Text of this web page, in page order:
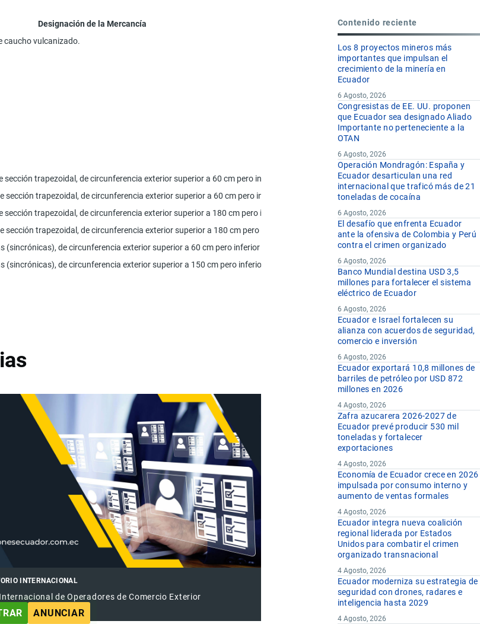
Designación de la Mercancía
U.F
caucho vulcanizado.
kg
kg
kg
sección trapezoidal, de circunferencia exterior superior a 60 cm pero inferior o igual a 180 cm
kg
sección trapezoidal, de circunferencia exterior superior a 60 cm pero inferior o igual a 180 cm
kg
sección trapezoidal, de circunferencia exterior superior a 180 cm pero inferior o igual a 240 cm kg
sección trapezoidal, de circunferencia exterior superior a 180 cm pero inferior o igual a 240 cm
kg
(sincrónicas), de circunferencia exterior superior a 60 cm pero inferior o igual a 150 cm
kg
(sincrónicas), de circunferencia exterior superior a 150 cm pero inferior o igual a 198 cm
kg
kg
INTERNACIONAL
de Operadores de Comercio Exterior
ANUNCIAR
Contenido reciente
Los 8 proyectos mineros más
importantes que impulsan el
crecimiento de la minería en
Ecuador
6 Agosto, 2026
Congresistas de EE. UU. proponen
que Ecuador sea designado Aliado
Importante no perteneciente a la
OTAN
6 Agosto, 2026
Operación Mondragón: España y
Ecuador desarticulan una red
internacional que traficó más de 21
toneladas de cocaína
6 Agosto, 2026
El desafío que enfrenta Ecuador
ante la ofensiva de Colombia y Perú
contra el crimen organizado
6 Agosto, 2026
Banco Mundial destina USD 3,5
millones para fortalecer el sistema
eléctrico de Ecuador
6 Agosto, 2026
Ecuador e Israel fortalecen su
alianza con acuerdos de seguridad,
comercio e inversión
6 Agosto, 2026
Ecuador exportará 10,8 millones de
barriles de petróleo por USD 872
millones en 2026
4 Agosto, 2026
Zafra azucarera 2026-2027 de
Ecuador prevé producir 530 mil
toneladas y fortalecer
exportaciones
4 Agosto, 2026
Economía de Ecuador crece en 2026
impulsada por consumo interno y
aumento de ventas formales
4 Agosto, 2026
Ecuador integra nueva coalición
regional liderada por Estados
Unidos para combatir el crimen
organizado transnacional
4 Agosto, 2026
Ecuador moderniza su estrategia de
seguridad con drones, radares e
inteligencia hasta 2029
4 Agosto, 2026